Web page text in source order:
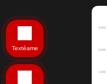
1,000
2,000
3,000
Textéame